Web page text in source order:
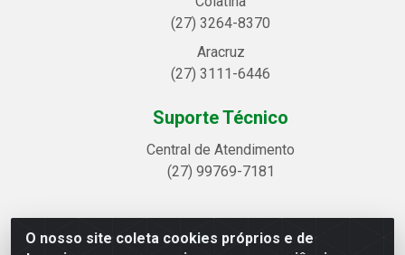
O nosso site coleta cookies próprios e de
(27) 3264-8370
Aracruz
(27) 3111-6446
Suporte Técnico
Central de Atendimento
(27) 99769-7181
Linhavix Distribuidora LTDA - Avenida Alegre, 2521 -